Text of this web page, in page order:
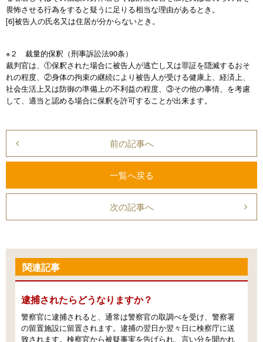
畏怖させる行為をすると疑うに足りる相当な理由があるとき。
[6]被告人の氏名又は住居が分からないとき。
※２ 裁量的保釈（刑事訴訟法90条）
裁判官は、①保釈された場合に被告人が逃亡し又は罪証を隠滅するおそ
れの程度、②身体の拘束の継続により被告人が受ける健康上、経済上、
社会生活上又は防御の準備上の不利益の程度、③その他の事情、を考慮
して、適当と認める場合に保釈を許可することが出来ます。
前の記事へ
一覧へ戻る
次の記事へ
関連記事
逮捕されたらどうなりますか？
警察官に逮捕されると、通常は警察官の取調べを受け、警察署
の留置施設に留置されます。逮捕の翌日か翌々日に検察庁に送
致されます。検察官から被疑事実を告げられ、言い分を聞かれ